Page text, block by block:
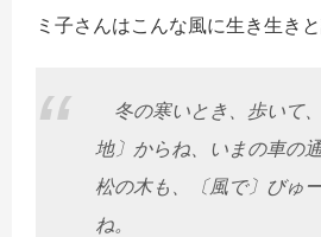
ミ子さんはこんな風に生き生き
冬の寒いとき、歩いて
地〕からね、いまの車の
松の木も、〔風で〕びゅ
ね。